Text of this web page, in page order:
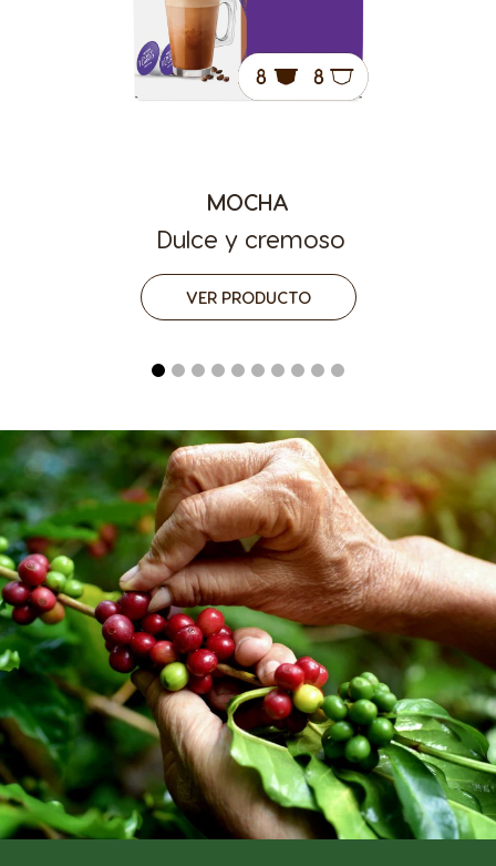
MOCHA
Dulce y cremoso
VER PRODUCTO